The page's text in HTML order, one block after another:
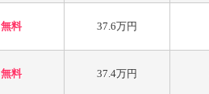
無料 37.6万円
無料 37.4万円